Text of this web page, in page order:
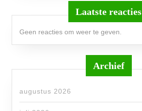
Laatste reacties
Geen reacties om weer te geven.
Archief
augustus 2026